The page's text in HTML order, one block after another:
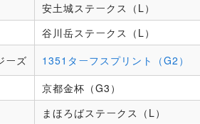
安土城ステークス（L）
谷川岳ステークス（L）
ーズ
1351ターフスプリント（G2）
京都金杯（G3）
まほろばステークス（L）